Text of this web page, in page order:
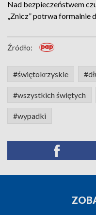
Nad bezpieczeństwem
„Znicz” potrwa formalnie
Źródło:
#świętokrzyskie
#wszystkich świętych
#wypadki